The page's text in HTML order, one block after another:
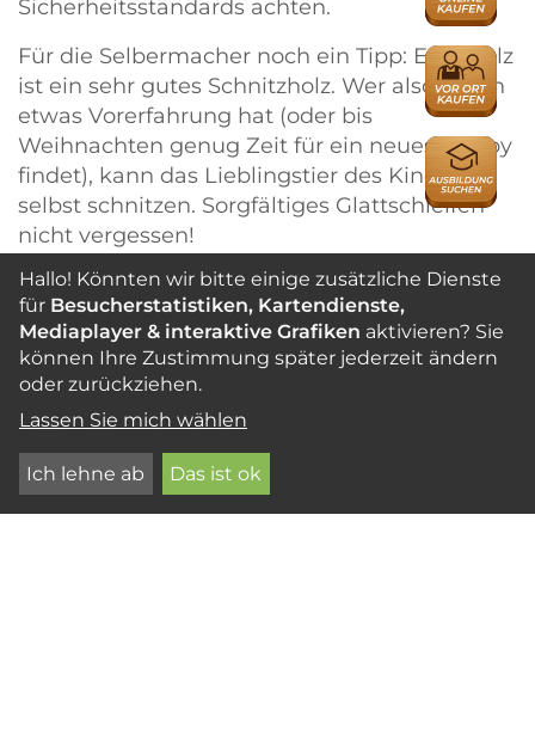
Sicherheitsstandards achten.
Für die Selbermacher noch ein Tipp: Erlenholz
ist ein sehr gutes Schnitzholz. Wer also schon
etwas Vorerfahrung hat (oder bis
Weihnachten genug Zeit für ein neues Hobby
findet), kann das Lieblingstier des Kindes
selbst schnitzen. Sorgfältiges Glattschleifen
nicht vergessen!
Ideen für Spielzeug bietet unserePinnwand
„Holz-Spielzeug“.
Passende Beiträge
Hallo! Könnten wir bitte einige zusätzliche Dienste
für Besucherstatistiken, Kartendienste,
Mediaplayer & interaktive Grafiken aktivieren? Sie
können Ihre Zustimmung später jederzeit ändern
oder zurückziehen.
Lassen Sie mich wählen
Ich lehne ab Das ist ok